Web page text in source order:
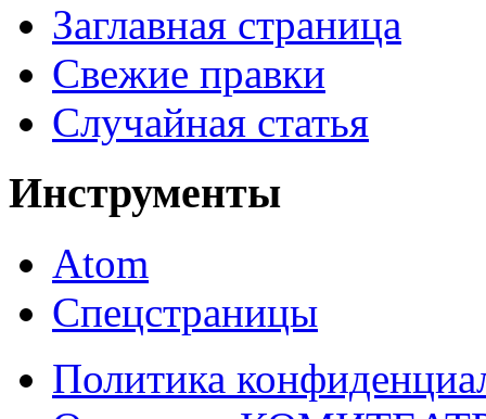
Заглавная страница
Свежие правки
Случайная статья
Инструменты
Atom
Спецстраницы
Политика